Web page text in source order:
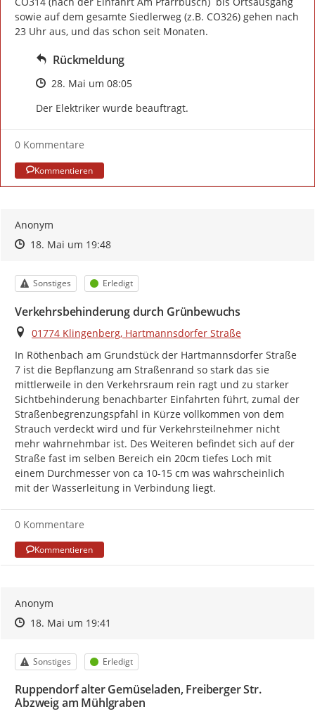
sowie auf dem gesamte Siedlerweg (z.B. CO326) gehen nach
23 Uhr aus, und das schon seit Monaten.
Rückmeldung
Zeitpunkt des Erstellens
28. Mai um 08:05
Der Elektriker wurde beauftragt.
0 Kommentare
Kommentieren
Anonym
Zeitpunkt des Erstellens
Zeitpunkt des Erstellens
18. Mai um 19:48Zur Äußerung
Kategorie
Sonstiges Status
Erledigt
Verkehrsbehinderung durch Grünbewuchs
Ort
01774 Klingenberg, Hartmannsdorfer Straße
In Röthenbach am Grundstück der Hartmannsdorfer Straße
7 ist die Bepflanzung am Straßenrand so stark das sie
mittlerweile in den Verkehrsraum rein ragt und zu starker
Sichtbehinderung benachbarter Einfahrten führt, zumal der
Straßenbegrenzungspfahl in Kürze vollkommen von dem
Strauch verdeckt wird und für Verkehrsteilnehmer nicht
mehr wahrnehmbar ist. Des Weiteren befindet sich auf der
Straße fast im selben Bereich ein 20cm tiefes Loch mit
einem Durchmesser von ca 10-15 cm was wahrscheinlich
mit der Wasserleitung in Verbindung liegt.
0 Kommentare
Kommentieren
Anonym
Zeitpunkt des Erstellens
Zeitpunkt des Erstellens
18. Mai um 19:41
Kategorie
Sonstiges Status
Erledigt
Ruppendorf alter Gemüseladen, Freiberger Str.
Abzweig am Mühlgraben